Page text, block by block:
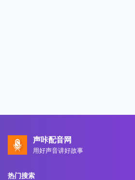
声咔配音网
用好声音讲好故事
热门搜索